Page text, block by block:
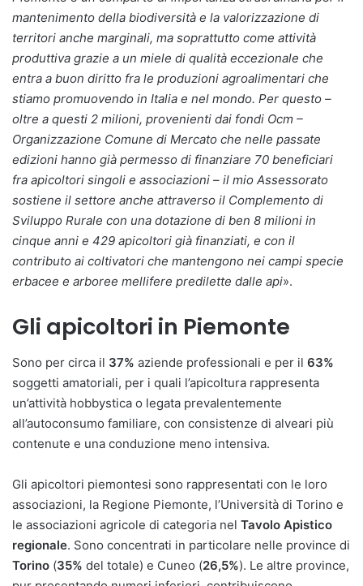
mantenimento della biodiversità e la valorizzazione di
territori anche marginali, ma soprattutto come attività
produttiva grazie a un miele di qualità eccezionale che
entra a buon diritto fra le produzioni agroalimentari che
stiamo promuovendo in Italia e nel mondo. Per questo –
oltre a questi 2 milioni, provenienti dai fondi Ocm –
Organizzazione Comune di Mercato che nelle passate
edizioni hanno già permesso di finanziare 70 beneficiari
fra apicoltori singoli e associazioni – il mio Assessorato
sostiene il settore anche attraverso il Complemento di
Sviluppo Rurale con una dotazione di ben 8 milioni in
cinque anni e 429 apicoltori già finanziati, e con il
contributo ai coltivatori che mantengono nei campi specie
erbacee e arboree mellifere predilette dalle api».
Gli apicoltori in Piemonte
Sono per circa il 37% aziende professionali e per il 63%
soggetti amatoriali, per i quali l’apicoltura rappresenta
un’attività hobbystica o legata prevalentemente
all’autoconsumo familiare, con consistenze di alveari più
contenute e una conduzione meno intensiva.
Gli apicoltori piemontesi sono rappresentati con le loro
associazioni, la Regione Piemonte, l’Università di Torino e
le associazioni agricole di categoria nel Tavolo Apistico
regionale. Sono concentrati in particolare nelle province di
Torino (35% del totale) e Cuneo (26,5%). Le altre province,